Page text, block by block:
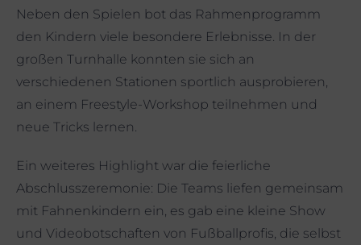
Neben den Spielen bot das Rahmenprogramm
den Kindern viele besondere Erlebnisse. In der
großen Turnhalle konnten sie sich an
verschiedenen Stationen sportlich ausprobieren,
an einem Freestyle-Workshop teilnehmen und
neue Tricks lernen.
Ein weiteres Highlight war die feierliche
Abschlusszeremonie: Die Teams liefen gemeinsam
mit Fahnenkindern ein, es gab eine kleine Show
und Videobotschaften von Fußballprofis, die selbst